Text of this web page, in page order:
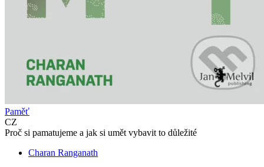
Paměť
CZ
Proč si pamatujeme a jak si umět vybavit to důležité
Charan Ranganath